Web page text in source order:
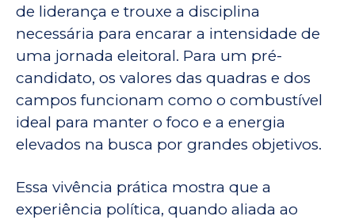
de liderança e trouxe a disciplina
necessária para encarar a intensidade de
uma jornada eleitoral. Para um pré-
candidato, os valores das quadras e dos
campos funcionam como o combustível
ideal para manter o foco e a energia
elevados na busca por grandes objetivos.
Essa vivência prática mostra que a
experiência política, quando aliada ao